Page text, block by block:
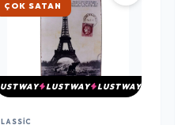
HIZLI KARGO
LUSTWAY LUSTWAY